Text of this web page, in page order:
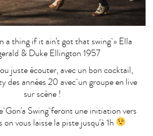
a thing if it ain’t got that swing » Ella
& Duke Ellington 1957
juste écouter, avec un bon cocktail,
des années 20 avec un groupe en live
sur scène !
Gon’a Swing feront une initiation vers
vous laisse la piste jusqu’à 1h